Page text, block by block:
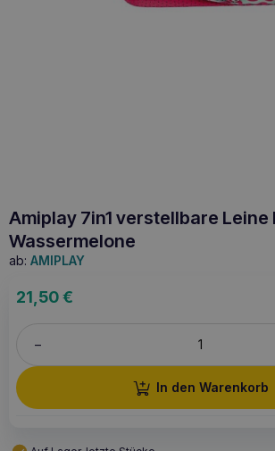
Amiplay 7in1 verstellbare Leine
Wassermelone
ab: AMIPLAY
21,50€
–
In den Warenkorb